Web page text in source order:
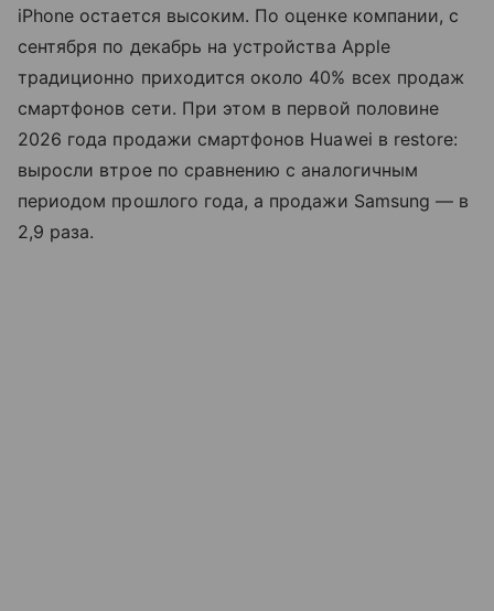
iPhone остается высоким. По оценке компании, с
сентября по декабрь на устройства Apple
традиционно приходится около 40% всех продаж
смартфонов сети. При этом в первой половине
2026 года продажи смартфонов Huawei в restore:
выросли втрое по сравнению с аналогичным
периодом прошлого года, а продажи Samsung — в
2,9 раза.